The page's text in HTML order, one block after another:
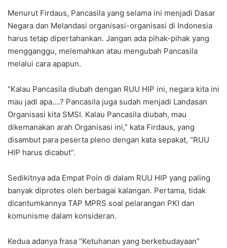
Menurut Firdaus, Pancasila yang selama ini menjadi Dasar
Negara dan Melandasi organisasi-organisasi di Indonesia
harus tetap dipertahankan. Jangan ada pihak-pihak yang
mengganggu, melemahkan atau mengubah Pancasila
melalui cara apapun.
“Kalau Pancasila diubah dengan RUU HIP ini, negara kita ini
mau jadi apa….? Pancasila juga sudah menjadi Landasan
Organisasi kita SMSI. Kalau Pancasila diubah, mau
dikemanakan arah Organisasi ini,” kata Firdaus, yang
disambut para peserta pleno dengan kata sepakat, “RUU
HIP harus dicabut”.
Sedikitnya ada Empat Poin di dalam RUU HIP yang paling
banyak diprotes oleh berbagai kalangan. Pertama, tidak
dicantumkannya TAP MPRS soal pelarangan PKI dan
komunisme dalam konsideran.
Kedua adanya frasa “Ketuhanan yang berkebudayaan”